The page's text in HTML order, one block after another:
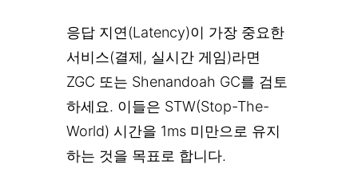
응답 지연(Latency)이 가장 중요한
서비스(결제, 실시간 게임)라면
ZGC 또는 Shenandoah GC를 검토
하세요. 이들은 STW(Stop-The-
World) 시간을 1ms 미만으로 유지
하는 것을 목표로 합니다.